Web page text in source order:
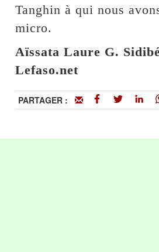
Tanghin à qui nous
micro.
Aïssata Laure G.
Lefaso.net
PARTAGER :